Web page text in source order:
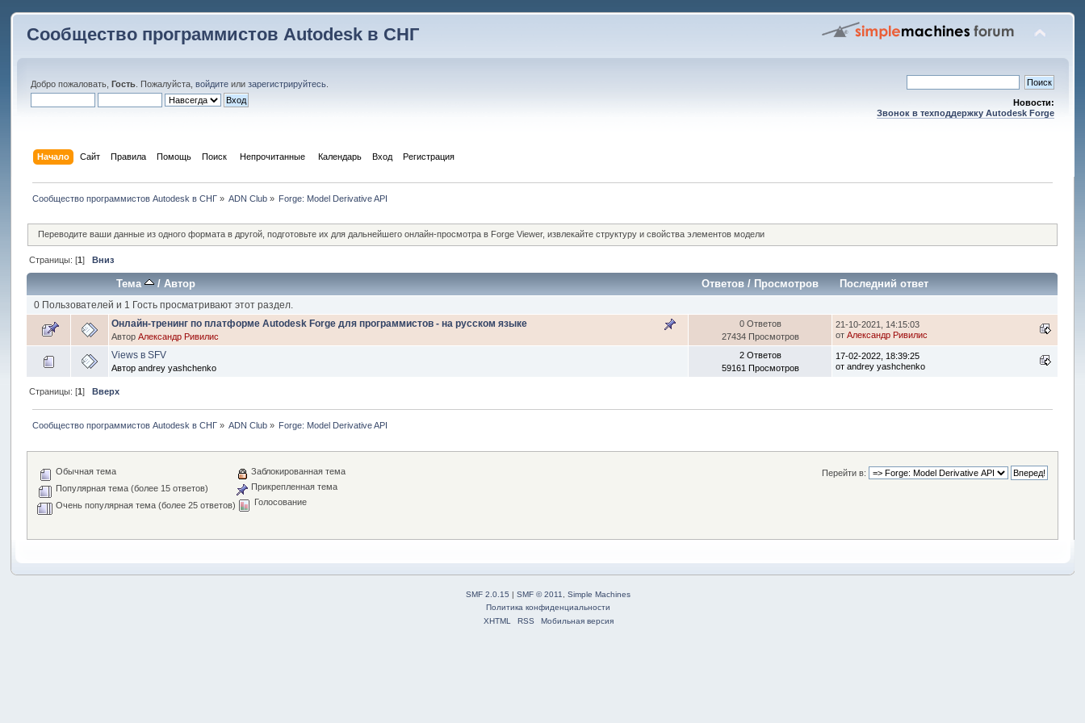
Сообщество программистов Autodesk в СНГ
Добро пожаловать,Гость . Пожалуйста,войдите илизарегистрируйтесь
Новости:
Звонок в техподдержку Autodesk Forge
Начало Сайт Правила Помощь Поиск Непрочитанные Календарь Вход Регистрация
Сообщество программистов Autodesk в СНГ» ADN Club » Forge: Model Derivative API
Переводите ваши данные из одного формата в другой, подготовьте их для дальнейшего онлайн-просмотра в Forge Viewer, извлекайте структуру и свойства элементов модели
Страницы: [1] Вниз
Тема / Автор Ответов/ Просмотров Последний ответ
0 Пользователей и 1 Гость просматривают этот раздел.
Онлайн-тренинг по платформе Autodesk Forge для программистов - на русском языке
АвторАлександр Ривилис
0 Ответов
27434 Просмотров
21-10-2021, 14:15:03
отАлександр Ривилис
Views в SFV
Авторandrey yashchenko
2 Ответов
59161 Просмотров
17-02-2022, 18:39:25
отandrey yashchenko
Страницы: [1] Вверх
Сообщество программистов Autodesk в СНГ» ADN Club » Forge: Model Derivative API
Перейти в:
Обычная тема
Популярная тема (более 15 ответов)
Очень популярная тема (более 25 ответов)
Заблокированная тема
Прикрепленная тема
Голосование
SMF 2.0.15 |SMF © 2011 ,Simple Machines
Политика конфиденциальности
XHTML
RSS Мобильная версия